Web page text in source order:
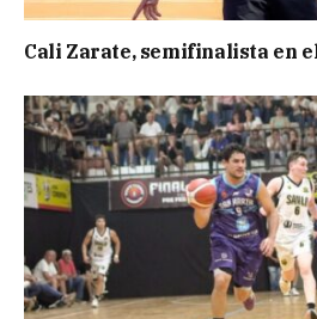
Cali Zarate, semifinalista en